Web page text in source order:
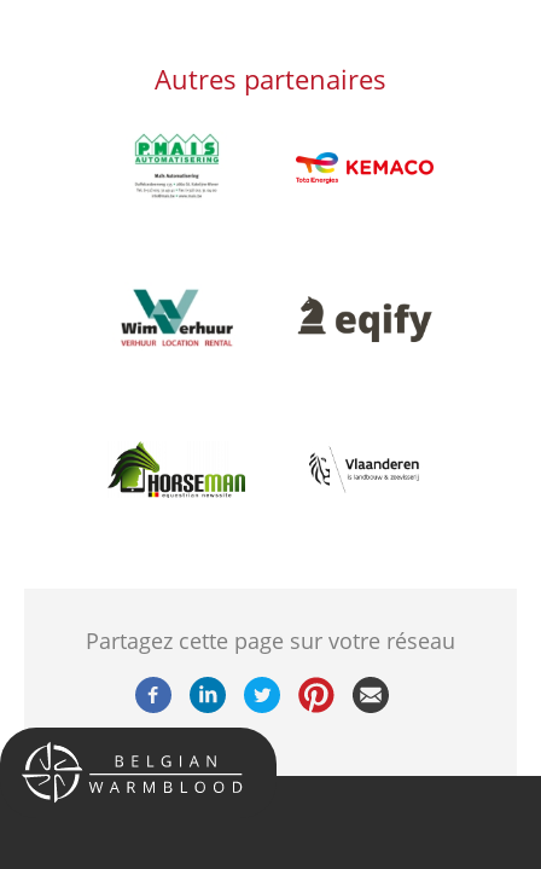
Autres partenaires
Afbeelding
Afbeelding
Afbeelding Afbeelding
Afbeelding Afbeelding
Partagez cette page sur votre réseau